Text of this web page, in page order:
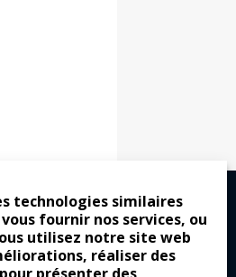
technologies similaires
fournir nos services, ou
utilisez notre site web
réaliser des